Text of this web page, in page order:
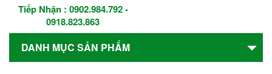
Tiếp Nhận : 0902.984.792-
0918.823.863
DANH MỤC SẢN PHẨM